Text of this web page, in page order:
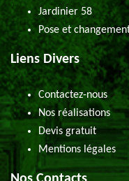
Jardinier 58
Pose et
Liens Divers
Contactez-nous
Nos réalisations
Devis gratuit
Mentions légales